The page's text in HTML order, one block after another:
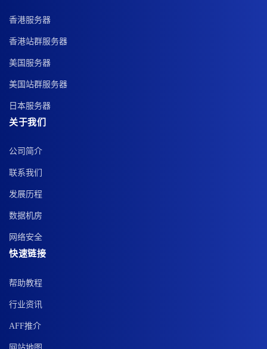
香港服务器
香港站群服务器
美国服务器
美国站群服务器
日本服务器
关于我们
公司简介
联系我们
发展历程
数据机房
网络安全
快速链接
帮助教程
行业资讯
AFF推介